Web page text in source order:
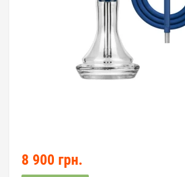
8 900 грн.